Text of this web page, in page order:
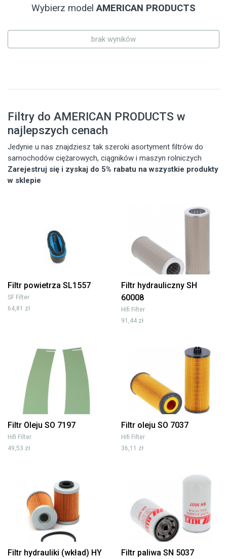
Wybierz modelAMERICAN PRODUCTS
brak wyników
Filtry do AMERICAN PRODUCTS w
najlepszych cenach
Jedynie u nas znajdziesz tak szeroki asortyment filtrów do
samochodów ciężarowych, ciągników i maszyn rolniczych
Zarejestruj się i zyskaj do 5% rabatu na wszystkie produkty
w sklepie
Filtr powietrza SL1557
SF Filter
64,81 zł
Filtr hydrauliczny SH
60008
Hifi Filter
91,44 zł
Filtr Oleju SO 7197
Hifi Filter
49,53 zł
Filtr oleju SO 7037
Hifi Filter
36,11 zł
Filtr hydrauliki (wkład) HY
Filtr paliwa SN 5037